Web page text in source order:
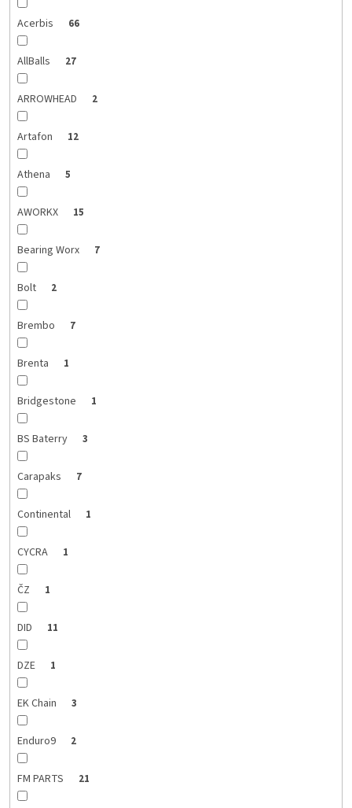
Acerbis 66
AllBalls 27
ARROWHEAD 2
Artafon 12
Athena 5
AWORKX 15
Bearing Worx 7
Bolt 2
Brembo 7
Brenta 1
Bridgestone 1
BS Baterry 3
Carapaks 7
Continental 1
CYCRA 1
ČZ 1
DID 11
DZE 1
EK Chain 3
Enduro9 2
FM PARTS 21